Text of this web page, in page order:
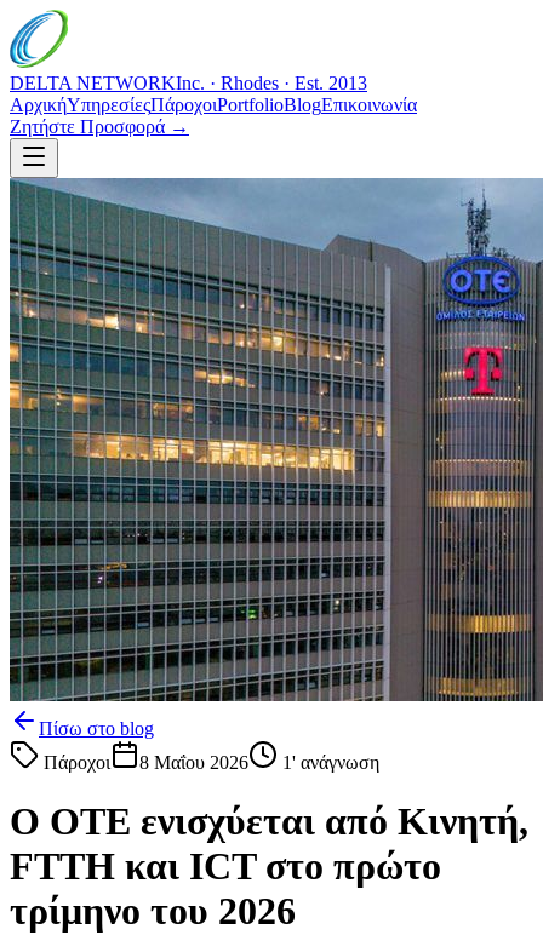
DELTA NETWORKInc. · Rhodes · Est. 2013
ΑρχικήΥπηρεσίεςΠάροχοιPortfolioBlogΕπικοινωνία
Ζητήστε Προσφορά →
Πίσω στο blog
Πάροχοι
8 Μαΐου 2026 1' ανάγνωση
Ο ΟΤΕ ενισχύεται από Κινητή,
FTTH και ICT στο πρώτο
τρίμηνο του 2026